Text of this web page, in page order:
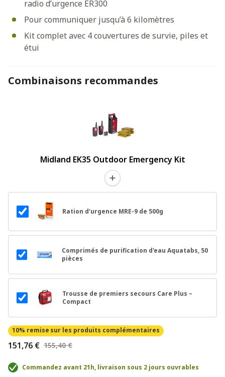
radio d’urgence ER300
Pour communiquer jusqu’à 6 kilomètres
Kit complet avec 4 couvertures de survie, piles et
étui
Combinaisons recommandes
Midland EK35 Outdoor Emergency Kit
Ration d'urgence MRE-9 de 500g
Comprimés de purification d'eau Aquatabs, 50
pièces
Trousse de premiers secours Care Plus –
Compact
10% remise sur les produits complémentaires
151,76 € 155,40 €
Commandez avant 21h, livraison sous 2 jours ouvrables